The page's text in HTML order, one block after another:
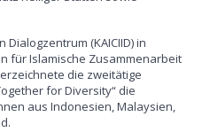
(KAICIID) in
für Islamische Zusammenarbeit
die zweitätige
for Diversity“ die
aus Indonesien, Malaysien,